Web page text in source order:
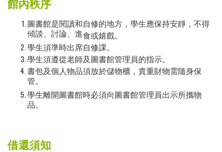
館內秩序
圖書館是閱讀和自修的地方，學生應保持安靜，不得
傾談、討論、進食或嬉戲。
學生須準時出席自修課。
學生須遵從老師及圖書館管理員的指示。
書包及個人物品須放於儲物櫃，貴重財物需隨身保
管。
學生離開圖書館時必須向圖書館管理員出示所攜物
品。
借還須知